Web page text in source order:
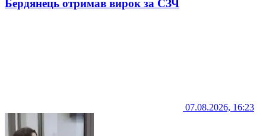
Бердянець отримав вирок за СЗЧ
07.08.2026, 16:23